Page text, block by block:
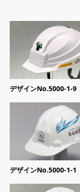
デザインNo.5000-1-9
デザインNo.5000-1-1